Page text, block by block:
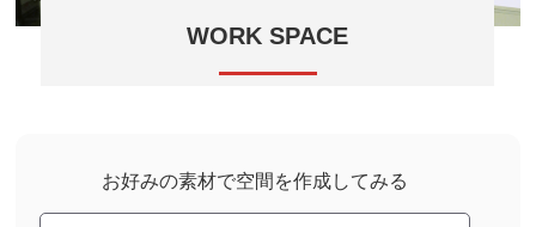
WORK SPACE
お好みの素材で空間を作成してみる